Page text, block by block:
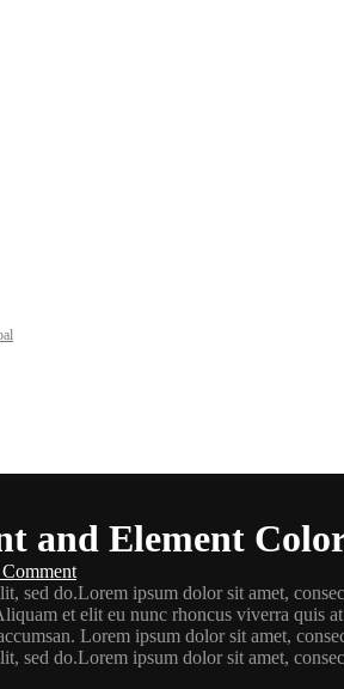
and Element
sed do.Lorem ipsum dolor sit amet,
et elit eu nunc rhoncus viverra quis
Lorem ipsum dolor sit amet,
sed do.Lorem ipsum dolor sit amet,